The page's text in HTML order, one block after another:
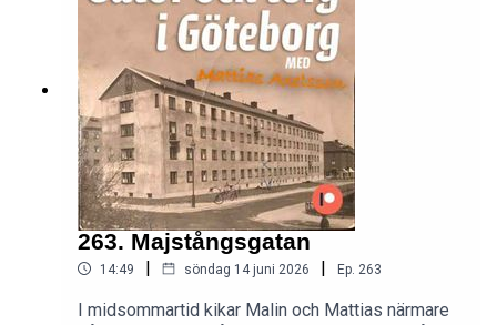
263. Majstångsgatan
14:49 | söndag 14 juni 2026 | Ep. 263
I midsommartid kikar Malin och Mattias närmare